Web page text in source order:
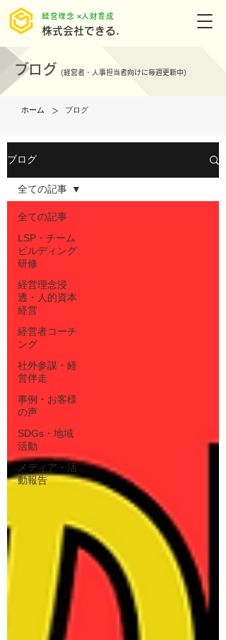
株式会社できる.
​経営理念 ×人財育成
ブログ (経営者・人事担当者向けに毎週更新中)
ホーム > ブログ
ブログ
全ての記事
LSP・チーム
ビルディング
研修
経営理念浸
透・人的資本
経営
経営者コーチ
ング
社外参謀・経
営伴走
事例・お客様
の声
SDGs・地域
活動
メディア・活
動報告
全ての記事